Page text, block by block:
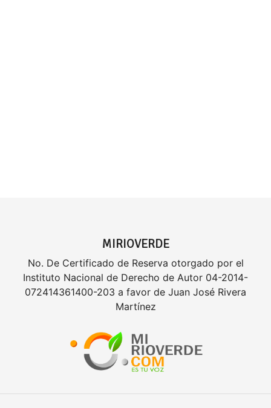
MIRIOVERDE
No. De Certificado de Reserva otorgado por el
Instituto Nacional de Derecho de Autor 04-2014-
072414361400-203 a favor de Juan José Rivera
Martínez